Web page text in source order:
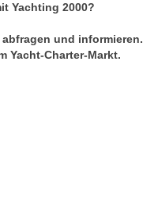
Yachting 2000?
und informieren.
Yacht-Charter-Markt.